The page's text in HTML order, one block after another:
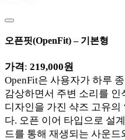
오픈핏(OpenFit) – 기본형
가격: 219,000원
OpenFit은 사용자가 하루
감상하면서 주변 소리를
디자인을 가진 샥즈 고유의
다. 오픈 이어 타입으로 설
드를 통해 재생되는 사운